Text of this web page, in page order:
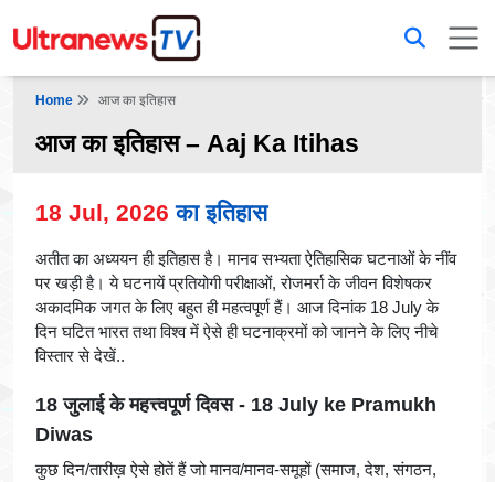
Home आज का इतिहास
आज का इतिहास – Aaj Ka Itihas
18 Jul, 2026 का इतिहास
अतीत का अध्ययन ही इतिहास है। मानव सभ्यता ऐतिहासिक घटनाओं के नींव
पर खड़ी है। ये घटनायें प्रतियोगी परीक्षाओं, रोजमर्रा के जीवन विशेषकर
अकादमिक जगत के लिए बहुत ही महत्वपूर्ण हैं। आज दिनांक 18 July के
दिन घटित भारत तथा विश्व में ऐसे ही घटनाक्रमों को जानने के लिए नीचे
विस्तार से देखें..
18 जुलाई के महत्त्वपूर्ण दिवस - 18 July ke Pramukh
Diwas
कुछ दिन/तारीख़ ऐसे होतें हैं जो मानव/मानव-समूहों (समाज, देश, संगठन,